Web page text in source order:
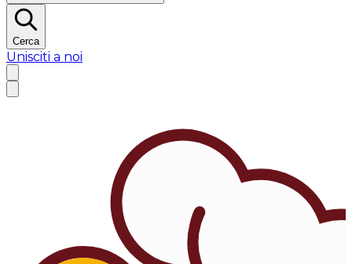
Cerca
Unisciti a noi